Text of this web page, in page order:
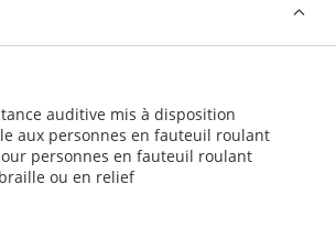
auditive mis à disposition
aux personnes en fauteuil roulant
personnes en fauteuil roulant
ou en relief